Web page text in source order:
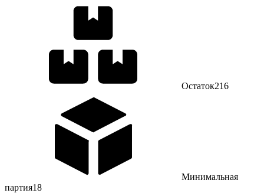
Остаток216
Минимальная
партия18